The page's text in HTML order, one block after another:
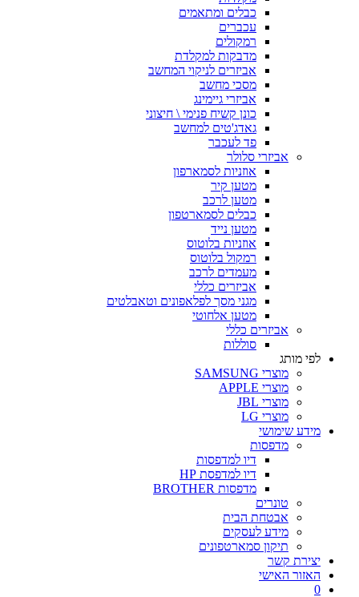
כבלים ומתאמים
עכברים
רמקולים
מדבקות למקלדת
אביזרים לניקוי המחשב
מסכי מחשב
אביזרי גיימינג
כונן קשיח פנימי \ חיצוני
גאדג'טים למחשב
פד לעכבר
אביזרי סלולר
אוזניות לסמארפון
מטען קיר
מטען לרכב
כבלים לסמארטפון
מטען נייד
אוזניות בלוטוס
רמקול בלוטוס
מעמדים לרכב
אביזרים כללי
מגני מסך לפלאפונים וטאבלטים
מטען אלחוטי
אביזרים כללי
סוללות
לפי מותג
מוצרי SAMSUNG
מוצרי APPLE
מוצרי JBL
מוצרי LG
מידע שימושי
מדפסות
דיו למדפסות
דיו למדפסת HP
מדפסות BROTHER
טונרים
אבטחת הבית
מידע לעסקים
תיקון סמארטפונים
יצירת קשר
האזור האישי
0